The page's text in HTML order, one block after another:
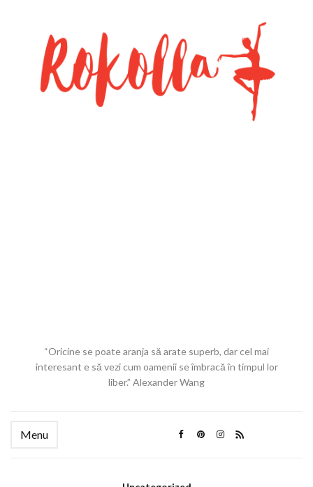
“Oricine se poate aranja să arate superb, dar cel mai
interesant e să vezi cum oamenii se îmbracă în timpul lor
liber.” Alexander Wang
Menu